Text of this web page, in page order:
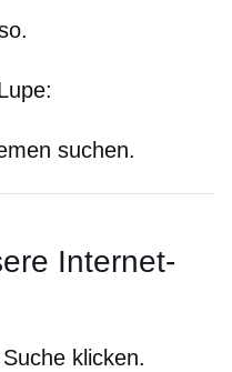
suchen.
Internet-
klicken.